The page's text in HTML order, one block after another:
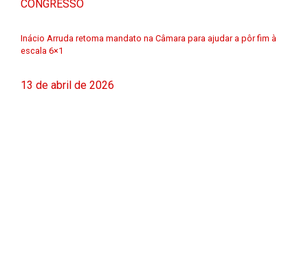
CONGRESSO
Inácio Arruda retoma mandato na Câmara para ajudar a pôr fim à
escala 6×1
13 de abril de 2026